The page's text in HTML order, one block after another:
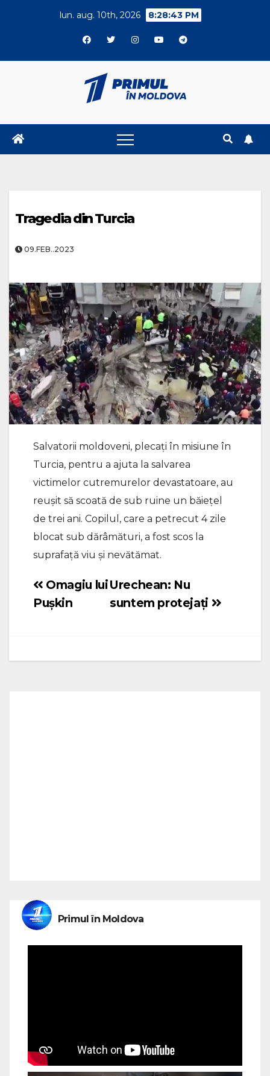
lun. aug. 10th, 2026 8:28:44 PM
Tragedia din Turcia
09.FEB..2023
Salvatorii moldoveni, plecați în misiune în
Turcia, pentru a ajuta la salvarea
victimelor cutremurelor devastatoare, au
reușit să scoată de sub ruine un băiețel
de trei ani. Copilul, care a petrecut 4 zile
blocat sub dărâmături, a fost scos la
suprafață viu și nevătămat.
Navigare
în
Urechean: Nu
suntem protejați
Omagiu lui
Pușkin
Primul în Moldova